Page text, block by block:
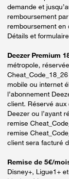
demande et
remboursement
remboursement en
Détails et
Deezer Premium
métropole,
mobile ou internet
l’abonnement
client. Réservé aux
Deezer ou l’ayant
remise
remise
client sera facturé
Remise de 5€/
Disney+, Ligue1+